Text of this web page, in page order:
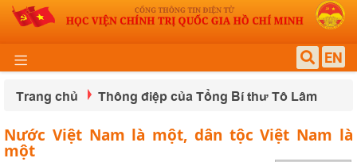
EN
Trang chủ Thông điệp của Tổng Bí thư Tô Lâm
Nước Việt Nam là một, dân tộc Việt Nam là
một